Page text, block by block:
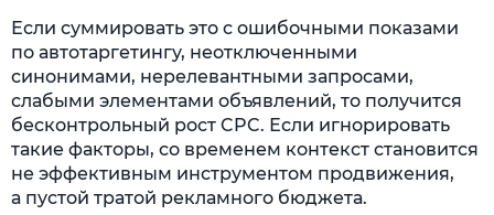
Если суммировать это с ошибочными показами
по автотаргетингу, неотключенными
синонимами, нерелевантными запросами,
слабыми элементами объявлений, то получится
бесконтрольный рост CPC. Если игнорировать
такие факторы, со временем контекст становится
не эффективным инструментом продвижения,
а пустой тратой рекламного бюджета.